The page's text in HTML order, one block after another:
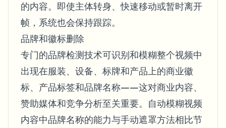
的内容。即使主体转身、快速移动或暂时离开
帧，系统也会保持跟踪。
品牌和徽标删除
专门的品牌检测技术可识别和模糊整个视频中
出现在服装、设备、标牌和产品上的商业徽
标、产品标签和品牌名称——这对商业内容、
赞助媒体和竞争分析至关重要。自动模糊视频
内容中品牌名称的能力与手动遮罩方法相比节